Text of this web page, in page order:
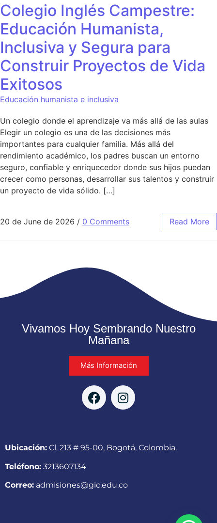
Colegio Inglés Campestre:
Educación Humanista,
Inclusiva y Segura para
Construir Proyectos de Vida
Exitosos
Educación humanista e inclusiva
Un colegio donde el aprendizaje va más allá de las aulas
Elegir un colegio es una de las decisiones más
importantes para cualquier familia. Más allá del
rendimiento académico, los padres buscan un entorno
seguro, confiable y enriquecedor donde sus hijos puedan
crecer como personas, desarrollar sus talentos y construir
un proyecto de vida sólido. […]
20 de June de 2026 / 0 Comments Read More
Vivamos Hoy Sembrando Nuestro
Mañana
Más Información
Ubicación: Cl. 213 # 95-00, Bogotá, Colombia.
Teléfono: 3213607134
Correo: admisiones@gic.edu.co